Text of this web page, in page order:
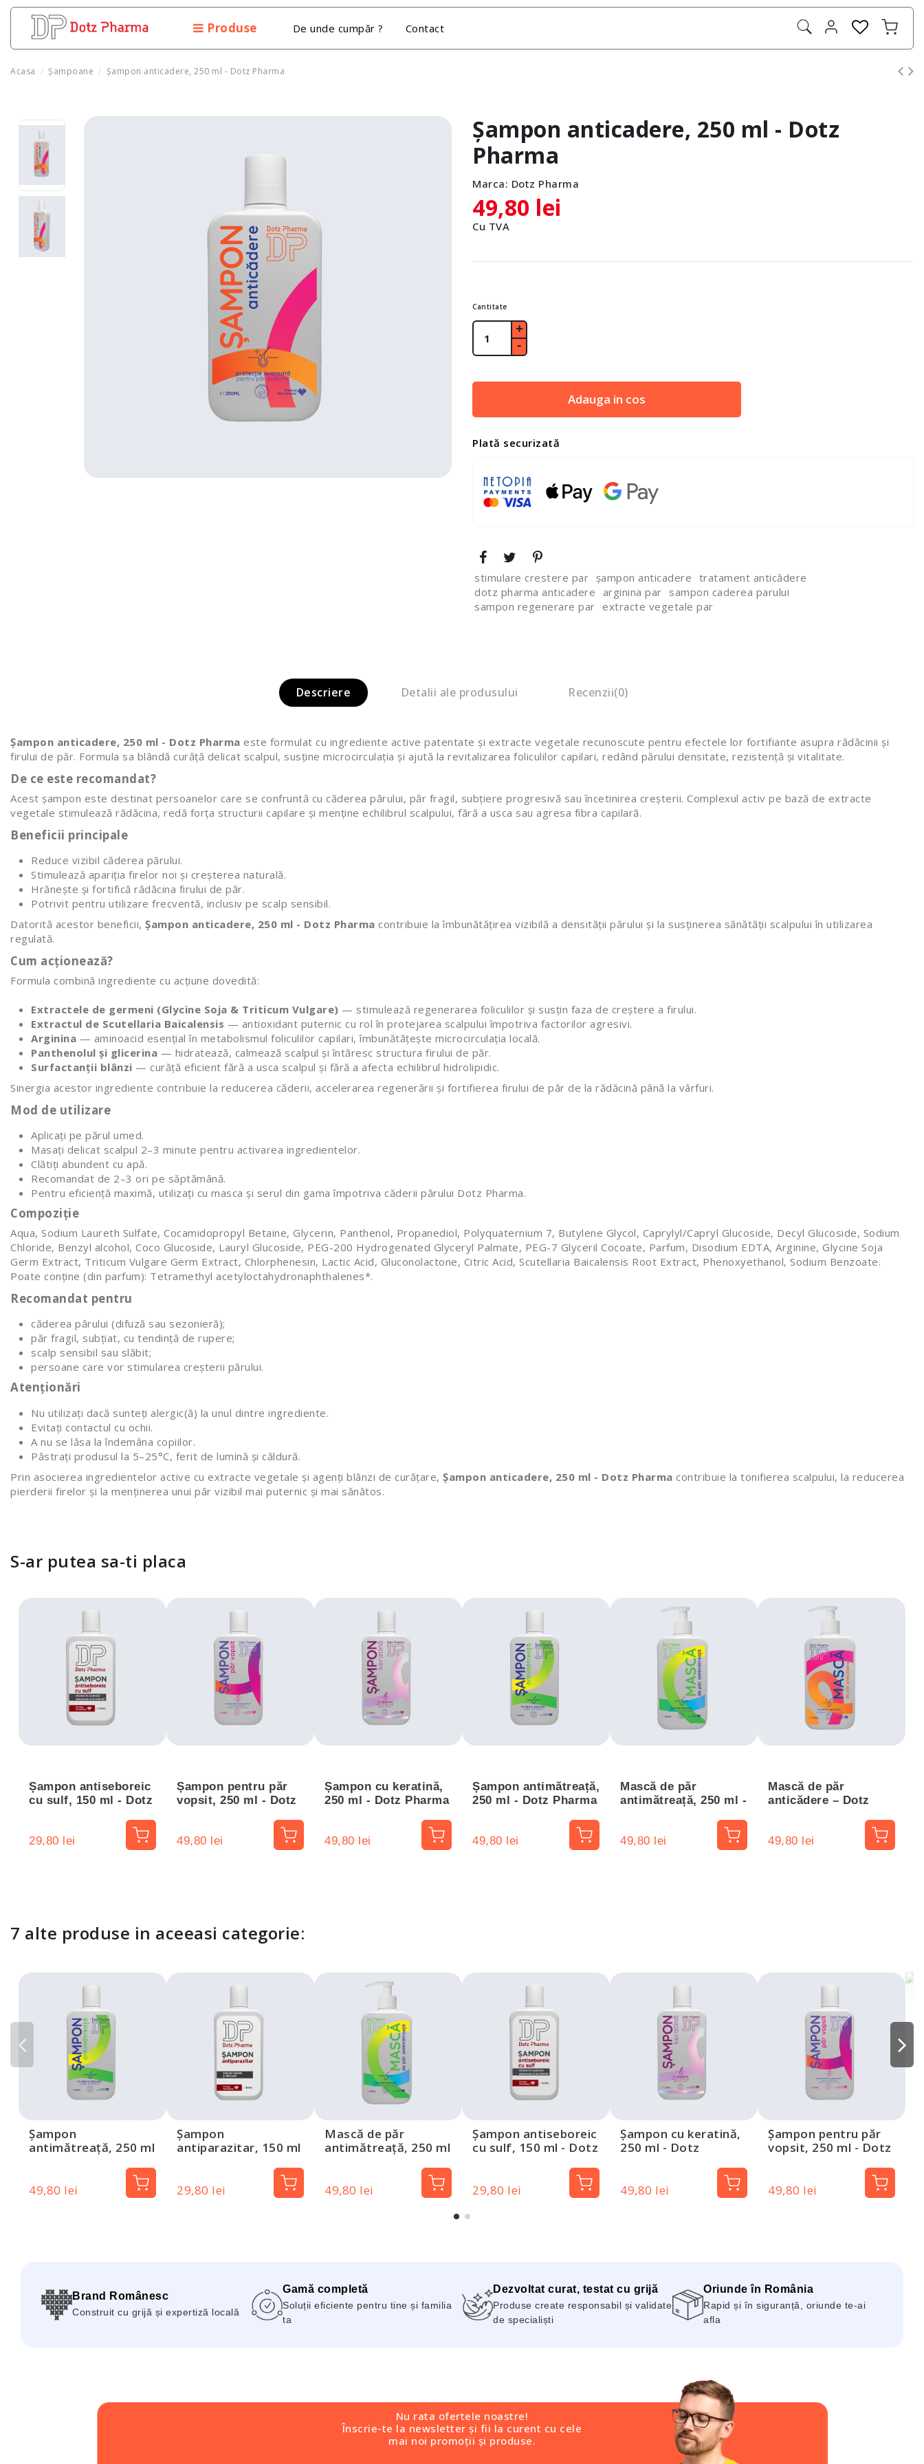
Produse De unde cumpăr ? Contact
Acasa Şampoane Șampon anticadere, 250 ml - Dotz Pharma
Șampon anticadere, 250 ml - Dotz
Pharma
Marca: Dotz Pharma
49,80 lei
Cu TVA
Cantitate
Adauga in cos
Plată securizată
stimulare crestere par șampon anticadere tratament anticădere
dotz pharma anticadere arginina par sampon caderea parului
sampon regenerare par extracte vegetale par
Descriere Detalii ale produsului Recenzii(0)
Șampon anticadere, 250 ml - Dotz Pharma este formulat cu ingrediente active patentate și extracte vegetale recunoscute pentru efectele lor fortifiante asupra rădăcinii și
firului de păr. Formula sa blândă curăță delicat scalpul, susține microcirculația și ajută la revitalizarea foliculilor capilari, redând părului densitate, rezistență și vitalitate.
De ce este recomandat?
Acest șampon este destinat persoanelor care se confruntă cu căderea părului, păr fragil, subțiere progresivă sau încetinirea creșterii. Complexul activ pe bază de extracte
vegetale stimulează rădăcina, redă forța structurii capilare și menține echilibrul scalpului, fără a usca sau agresa fibra capilară.
Beneficii principale
Reduce vizibil căderea părului.
Stimulează apariția firelor noi și creșterea naturală.
Hrănește și fortifică rădăcina firului de păr.
Potrivit pentru utilizare frecventă, inclusiv pe scalp sensibil.
Datorită acestor beneficii, Șampon anticadere, 250 ml - Dotz Pharma contribuie la îmbunătățirea vizibilă a densității părului și la susținerea sănătății scalpului în utilizarea
regulată.
Cum acționează?
Formula combină ingrediente cu acțiune dovedită:
Extractele de germeni (Glycine Soja & Triticum Vulgare) — stimulează regenerarea foliculilor și susțin faza de creștere a firului.
Extractul de Scutellaria Baicalensis — antioxidant puternic cu rol în protejarea scalpului împotriva factorilor agresivi.
Arginina — aminoacid esențial în metabolismul foliculilor capilari, îmbunătățește microcirculația locală.
Panthenolul și glicerina — hidratează, calmează scalpul și întăresc structura firului de păr.
Surfactanții blânzi — curăță eficient fără a usca scalpul și fără a afecta echilibrul hidrolipidic.
Sinergia acestor ingrediente contribuie la reducerea căderii, accelerarea regenerării și fortifierea firului de păr de la rădăcină până la vârfuri.
Mod de utilizare
Aplicați pe părul umed.
Masați delicat scalpul 2–3 minute pentru activarea ingredientelor.
Clătiți abundent cu apă.
Recomandat de 2–3 ori pe săptămână.
Pentru eficiență maximă, utilizați cu masca și serul din gama împotriva căderii părului Dotz Pharma.
Compoziție
Aqua, Sodium Laureth Sulfate, Cocamidopropyl Betaine, Glycerin, Panthenol, Propanediol, Polyquaternium 7, Butylene Glycol, Caprylyl/Capryl Glucoside, Decyl Glucoside, Sodium
Chloride, Benzyl alcohol, Coco Glucoside, Lauryl Glucoside, PEG-200 Hydrogenated Glyceryl Palmate, PEG-7 Glyceril Cocoate, Parfum, Disodium EDTA, Arginine, Glycine Soja
Germ Extract, Triticum Vulgare Germ Extract, Chlorphenesin, Lactic Acid, Gluconolactone, Citric Acid, Scutellaria Baicalensis Root Extract, Phenoxyethanol, Sodium Benzoate.
Poate conține (din parfum): Tetramethyl acetyloctahydronaphthalenes*.
Recomandat pentru
căderea părului (difuză sau sezonieră);
păr fragil, subțiat, cu tendință de rupere;
scalp sensibil sau slăbit;
persoane care vor stimularea creșterii părului.
Atenționări
Nu utilizați dacă sunteți alergic(ă) la unul dintre ingrediente.
Evitați contactul cu ochii.
A nu se lăsa la îndemâna copiilor.
Păstrați produsul la 5–25°C, ferit de lumină și căldură.
Prin asocierea ingredientelor active cu extracte vegetale și agenți blânzi de curățare, Șampon anticadere, 250 ml - Dotz Pharma contribuie la tonifierea scalpului, la reducerea
pierderii firelor și la menținerea unui păr vizibil mai puternic și mai sănătos.
S-ar putea sa-ti placa
Șampon antiseboreic
cu sulf, 150 ml - Dotz
29,80 lei
Șampon pentru păr
vopsit, 250 ml - Dotz
49,80 lei
Șampon cu keratină,
250 ml - Dotz Pharma
49,80 lei
Șampon antimătreață,
250 ml - Dotz Pharma
49,80 lei
Mască de păr
antimătreață, 250 ml -
49,80 lei
Mască de păr
anticădere – Dotz
49,80 lei
7 alte produse in aceeasi categorie:
Șampon
antimătreață, 250 ml
49,80 lei
Șampon
antiparazitar, 150 ml
29,80 lei
Mască de păr
antimătreață, 250 ml
49,80 lei
Șampon antiseboreic
cu sulf, 150 ml - Dotz
29,80 lei
Șampon cu keratină,
250 ml - Dotz
49,80 lei
Șampon pentru păr
vopsit, 250 ml - Dotz
49,80 lei
Brand Românesc
Construit cu grijă și expertiză locală
Gamă completă
Soluții eficiente pentru tine și familia
ta
Dezvoltat curat, testat cu grijă
Produse create responsabil și validate
de specialiști
Oriunde în România
Rapid și în siguranță, oriunde te-ai
afla
Nu rata ofertele noastre!
Înscrie-te la newsletter și fii la curent cu cele
mai noi promoții și produse.